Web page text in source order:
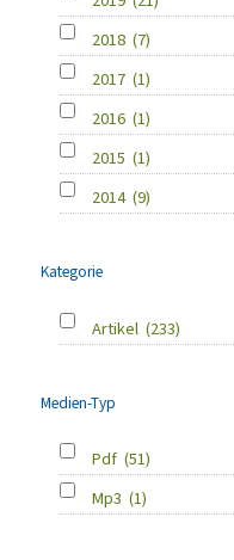
2018 (7)
2017 (1)
2016 (1)
2015 (1)
2014 (9)
Kategorie
Artikel (233)
Medien-Typ
Pdf (51)
Mp3 (1)